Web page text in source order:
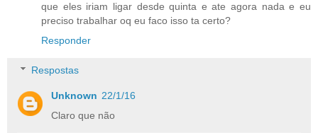
que eles iriam ligar desde quinta e ate agora nada e eu
preciso trabalhar oq eu faco isso ta certo?
Responder
Respostas
Unknown 22/1/16
Claro que não